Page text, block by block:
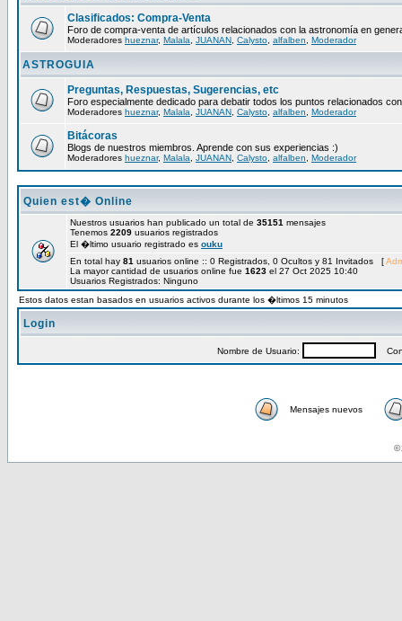
Clasificados: Compra-Venta
Foro de compra-venta de artículos relacionados con la astronomía en
Moderadores hueznar, Malala JUANAN Calysto alfalben Moderador
ASTROGUIA
Preguntas, Respuestas, Sugerencias, etc
Foro especialmente dedicado para debatir todos los puntos relacionados
Moderadores hueznar, Malala JUANAN Calysto alfalben Moderador
Bitácoras
Blogs de nuestros miembros. Aprende con sus experiencias :)
Moderadores hueznar, Malala JUANAN Calysto alfalben Moderador
Quien est� Online
Nuestros usuarios han publicado un total de 35151 mensajes
Tenemos 2209 usuarios registrados
El �ltimo usuario registrado es ouku
En total hay 81 usuarios online :: 0 Registrados, 0 Ocultos y 81 Invitados [
La mayor cantidad de usuarios online fue 1623 el 27 Oct 2025 10:40
Usuarios Registrados: Ninguno
Estos datos estan basados en usuarios activos durante los �ltimos 15 minutos
Login
Nombre de Usuario:
Mensajes nuevos
©